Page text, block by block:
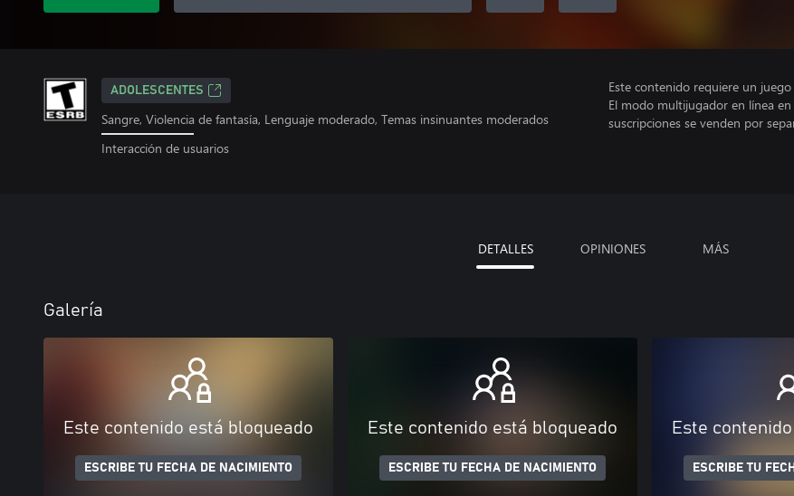
ADOLESCENTES
Sangre, Violencia de fantasía, Lenguaje moderado, Temas insinuantes moderados
Interacción de usuarios
Este contenido requiere un
El modo multijugador en línea
suscripciones se venden por
DETALLES OPINIONES MÁS
Galería
Este contenido está bloqueado
ESCRIBE TU FECHA DE NACIMIENTO
Este contenido está bloqueado
ESCRIBE TU FECHA DE NACIMIENTO
Este
ESCRIBE TU